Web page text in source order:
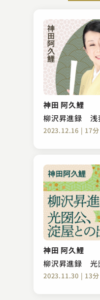
神田 阿久鯉
柳沢昇進録 浅
2023.12.16 | 17分
神田 阿久鯉
柳沢昇進録 光
2023.11.30 | 13分
古今亭 菊之丞
法事の茶
2023.09.14 | 15分
むかし家 今松
岸柳島
2023.08.08 | 17分